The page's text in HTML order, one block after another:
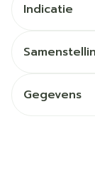
Indicatie
Gegevens